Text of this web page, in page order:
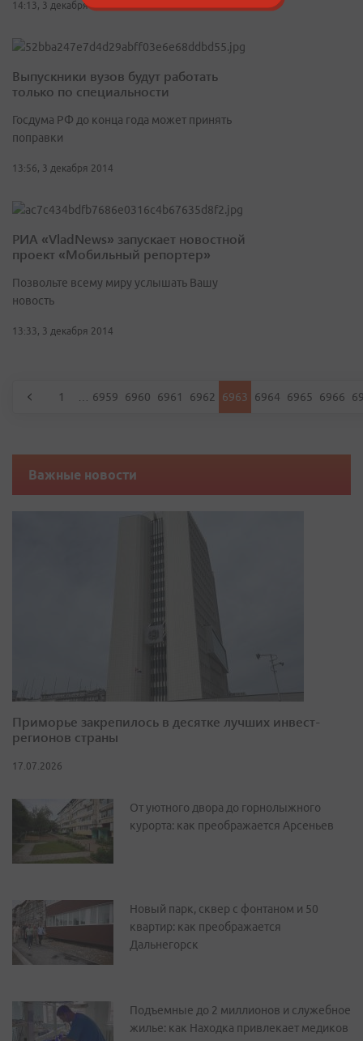
14:13, 3 декабря 2014
Выпускники вузов будут работать
только по специальности
​Госдума РФ до конца года может принять
поправки
13:56, 3 декабря 2014
РИА «VladNews» запускает новостной
проект «Мобильный репортер»
Позвольте всему миру услышать Вашу
новость
13:33, 3 декабря 2014
1 … 6959 6960 6961 6962 6963 6964 6965 6966
Важные новости
Приморье закрепилось в десятке лучших инвест-
регионов страны
17.07.2026
От уютного двора до горнолыжного
курорта: как преображается Арсеньев
Новый парк, сквер с фонтаном и 50
квартир: как преображается
Дальнегорск
Подъемные до 2 миллионов и служебное
жилье: как Находка привлекает медиков